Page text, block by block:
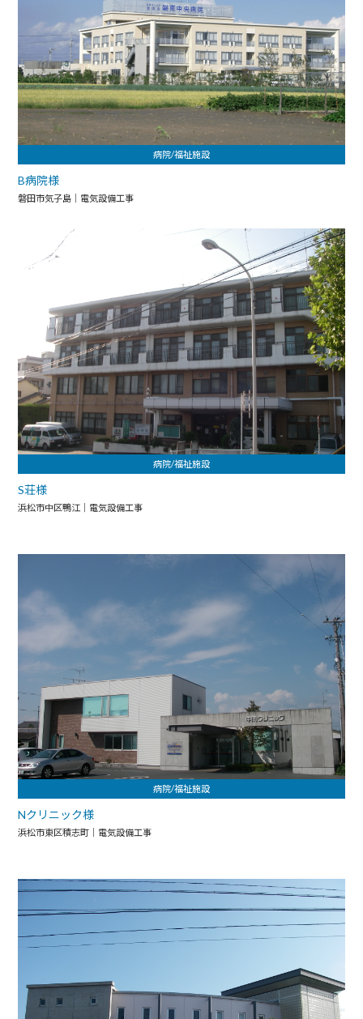
病院/福祉施設
B病院様
磐田市気子島｜電気設備工事
病院/福祉施設
S荘様
浜松市中区鴨江｜電気設備工事
病院/福祉施設
Nクリニック様
浜松市東区積志町｜電気設備工事